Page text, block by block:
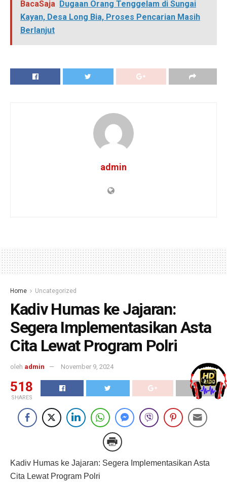
BacaSaja Dugaan Orang Tenggelam di Sungai
Kayan, Desa Long Bia, Proses Pencarian Masih
Berlanjut
admin
Home Uncategorized
Kadiv Humas ke Jajaran:
Segera Implementasikan Asta
Cita Lewat Program Polri
oleh admin November 9, 2024
518
SHARES
Kadiv Humas ke Jajaran: Segera Implementasikan Asta
Cita Lewat Program Polri